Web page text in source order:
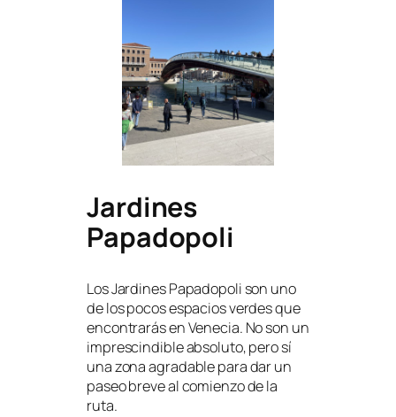
Jardines
Papadopoli
Los Jardines Papadopoli son uno
de los pocos espacios verdes que
encontrarás en Venecia. No son un
imprescindible absoluto, pero sí
una zona agradable para dar un
paseo breve al comienzo de la
ruta.